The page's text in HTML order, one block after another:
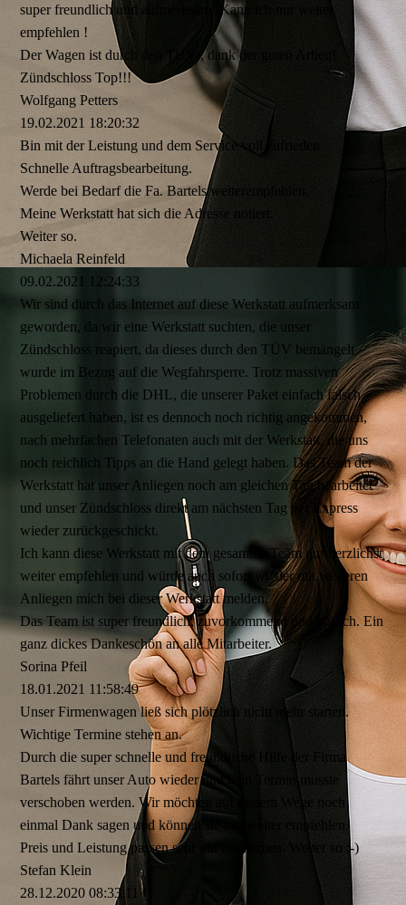
super freundlich und aufmerksam! Kann ich nur weiter
empfehlen !
Der Wagen ist durch den TÜV , dank der guten Arbeit!
Zündschloss Top!!!
Wolfgang Petters
19.02.2021 18:20:32
Bin mit der Leistung und dem Service voll zufrieden.
Schnelle Auftragsbearbeitung.
Werde bei Bedarf die Fa. Bartels weiterempfehlen.
Meine Werkstatt hat sich die Adresse notiert.
Weiter so.
Michaela Reinfeld
09.02.2021
12:24:33
Wir sind durch das Internet auf diese Werkstatt aufmerksam
geworden, da wir eine Werkstatt suchten, die unser
Zündschloss reapiert, da dieses durch den TÜV bemängelt
wurde im Bezug auf die Wegfahrsperre. Trotz massiven
Problemen durch die DHL, die unserer Paket einfach falsch
ausgeliefert haben, ist es dennoch noch richtig angekommen,
nach mehrfachen Telefonaten auch mit der Werkstatt, die uns
noch reichlich Tipps an die Hand gelegt haben. Das Team der
Werkstatt hat unser Anliegen noch am gleichen Tag bearbeitet
und unser Zündschloss direkt am nächsten Tag per Express
wieder zurückgeschickt.
Ich kann diese Werkstatt mit dem gesamten Team nur herzlichst
weiter empfehlen und würde auch sofort wieder mit weiteren
Anliegen mich bei dieser Werkstatt melden.
Das Team ist super freundlich, zuvorkommend und höflich. Ein
ganz dickes Dankeschön an alle Mitarbeiter.
Sorina Pfeil
18.01.2021 11:58:49
Unser Firmenwagen ließ sich plötzlich nicht mehr starten.
Wichtige Termine stehen an.
Durch die super schnelle und freundliche Hilfe der Firma
Bartels fährt unser Auto wieder und kein Termin musste
verschoben werden. Wir möchten auf diesem Wege noch
einmal Dank sagen und können sie nur weiter empfehlen.
Preis und Leistung passen sehr gut zusammen. Weiter so :-)
Stefan Klein
28.12.2020 08:33:11